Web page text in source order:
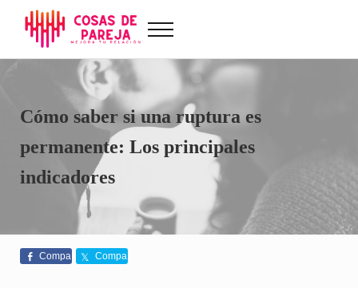
Saltar al contenido principal
Skip to after header navigation
Skip to site footer
Cosas de Pareja
Problemas de pareja, sexualidad, tests de amor...
Menu
Cómo saber si una ruptura es
permanente: Los principales
indicadores
Compa
Compa